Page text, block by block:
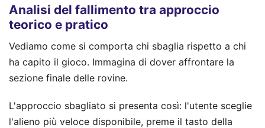
Analisi del fallimento tra approccio
teorico e pratico
Vediamo come si comporta chi sbaglia rispetto a chi
ha capito il gioco. Immagina di dover affrontare la
sezione finale delle rovine.
L'approccio sbagliato si presenta così: l'utente sceglie
l'alieno più veloce disponibile, preme il tasto della